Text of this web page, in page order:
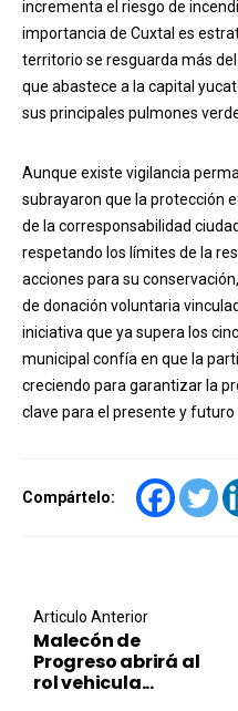
incrementa el riesgo de
importancia de Cuxtal es
territorio se resguarda más
que abastece a la capital
sus principales pulmones
Aunque existe vigilancia
subrayaron que la protección
de la corresponsabilidad
respetando los límites de la
acciones para su
de donación voluntaria
iniciativa que ya supera los
municipal confía en que la
creciendo para garantizar la
clave para el presente y futuro
Compártelo:
Post navigation
Articulo Anterior
Malecón de
Progreso abrirá al
rol vehicula...